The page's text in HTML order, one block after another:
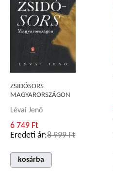
ZSIDÓSORS
MAGYARORSZÁGON
Lévai Jenő
6 749 Ft
Eredeti ár:8 999 Ft
kosárba